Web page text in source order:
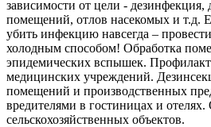
зависимости от цели - дезинфекция,
помещений, отлов насекомых и т.д.
убить инфекцию навсегда –
холодным способом! Обработка
эпидемических вспышек.
медицинских учреждений.
помещений и производственных
вредителями в гостиницах и отелях.
сельскохозяйственных объектов.